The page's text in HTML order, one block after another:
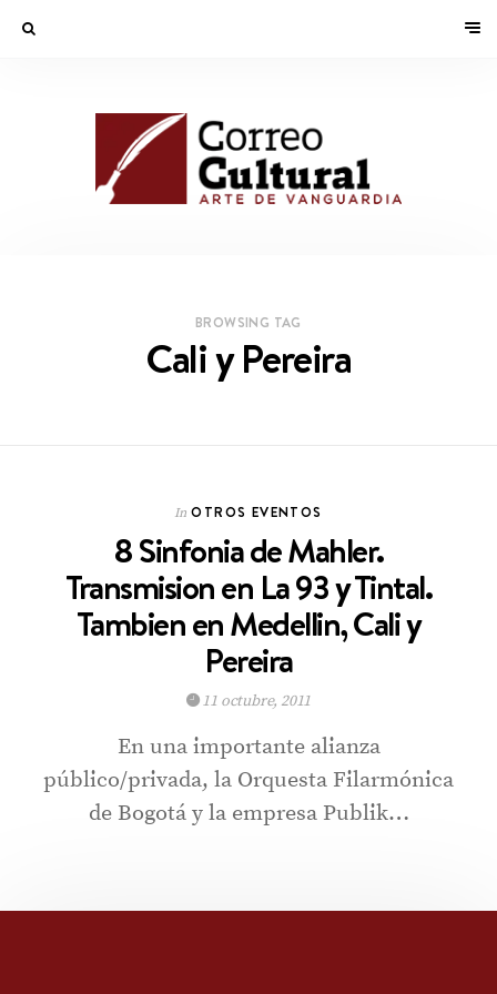
BROWSING TAG
Cali y Pereira
In OTROS EVENTOS
8 Sinfonia de Mahler.
Transmision en La 93 y Tintal.
Tambien en Medellin, Cali y
Pereira
11 octubre, 2011
En una importante alianza
público/privada, la Orquesta Filarmónica
de Bogotá y la empresa Publik…